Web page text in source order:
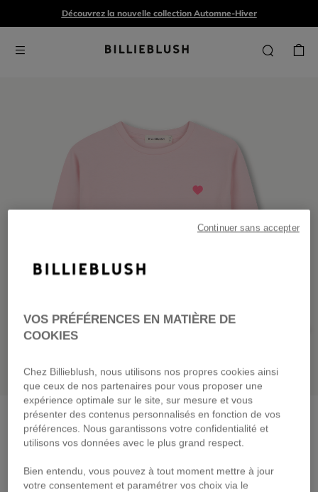
Découvrez la nouvelle collection Automne-Hiver
Tee-shirt manches longuesrosee
dès 35,00 €
Payez en 4 fois sans frais avec
🔒Paiement sécurisé & retours faciles
VOS PRÉFÉRENCES EN MATIÈRE DE
COOKIES
Chez Billieblush, nous utilisons nos propres cookies ainsi
que ceux de nos partenaires pour vous proposer une
expérience optimale sur le site, sur mesure et vous
présenter des contenus personnalisés en fonction de vos
préférences. Nous garantissons votre confidentialité et
utilisons vos données avec le plus grand respect.
Bien entendu, vous pouvez à tout moment mettre à jour
votre consentement et paramétrer vos choix via le
Continuer sans accepter